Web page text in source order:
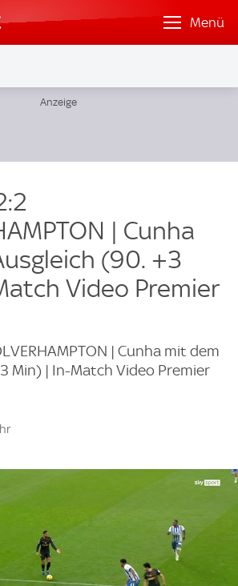
Menü
| Cunha
(90. +3
Video Premier
| Cunha mit dem
Min) | In-Match Video Premier